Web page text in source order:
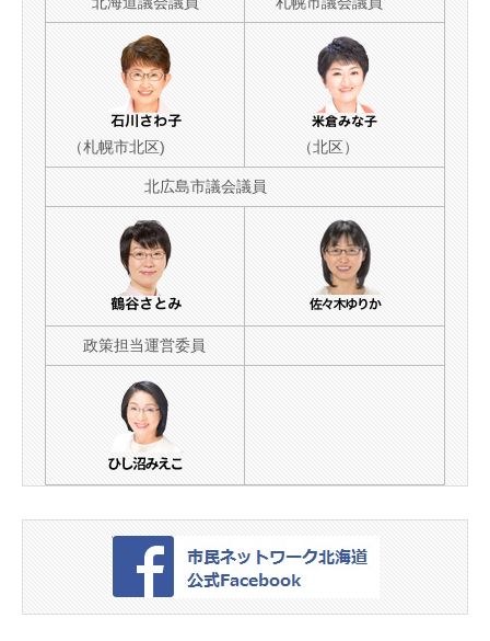
（札幌市北区) （北区）
北広島市議会議員
政策担当運営委員